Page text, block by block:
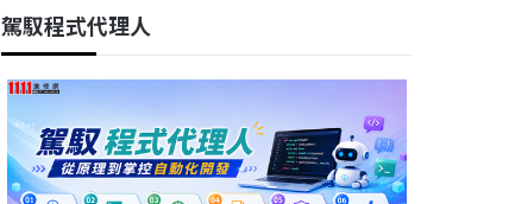
駕馭程式代理人